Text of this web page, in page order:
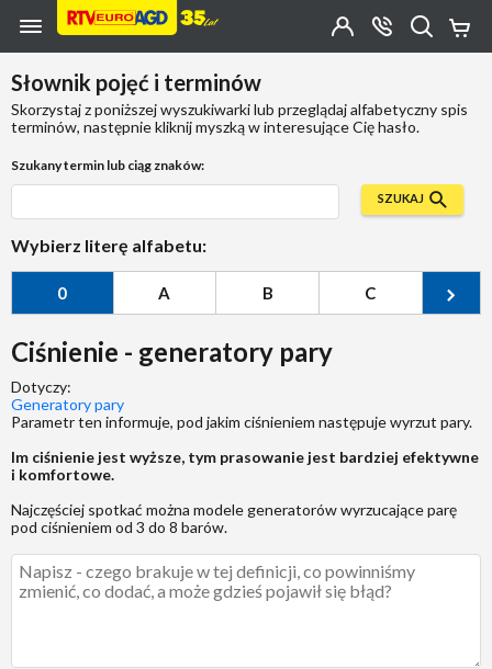
Przejdź do zawartości strony
Przejdź do wyszukiwarki
Przejdź do kategorii
Przejdź do stopki
OTWÓRZ
MENU
Moje
Konto
szukasz?
Słownik pojęć i terminów
Skorzystaj z poniższej wyszukiwarki lub przeglądaj alfabetyczny spis
terminów, następnie kliknij myszką w interesujące Cię hasło.
Szukany termin lub ciąg znaków:
SZUKAJ
Wybierz literę alfabetu:
0 A B C
Ciśnienie - generatory pary
Dotyczy:
Generatory pary
Parametr ten informuje, pod jakim ciśnieniem następuje wyrzut pary.
Im ciśnienie jest wyższe, tym prasowanie jest bardziej efektywne
i komfortowe.
Najczęściej spotkać można modele generatorów wyrzucające parę
pod ciśnieniem od 3 do 8 barów.